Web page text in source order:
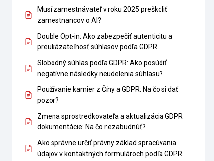
Musí zamestnávateľ v roku 2025 preškoliť
zamestnancov o AI?
Double Opt-in: Ako zabezpečiť autenticitu a
preukázateľnosť súhlasov podľa GDPR
Slobodný súhlas podľa GDPR: Ako posúdiť
negatívne následky neudelenia súhlasu?
Používanie kamier z Číny a GDPR: Na čo si dať
pozor?
Zmena sprostredkovateľa a aktualizácia GDPR
dokumentácie: Na čo nezabudnúť?
Ako správne určiť právny základ spracúvania
údajov v kontaktných formulároch podľa GDPR